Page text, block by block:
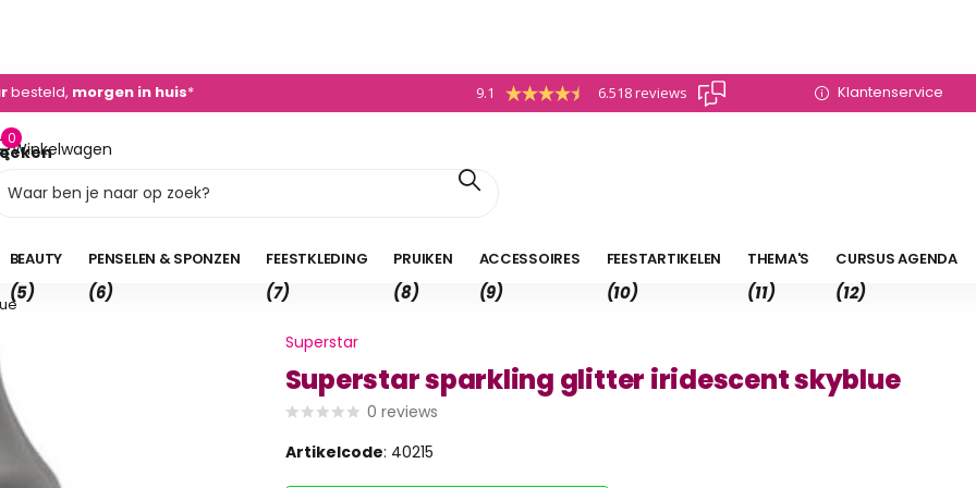
- 450 882
besteld, morgen in huis* 9.1 6.518 reviews Klantenservice
Winkelwagen
0
0,00
BEAUTY
(5)
PENSELEN & SPONZEN
(6)
FEESTKLEDING
(7)
PRUIKEN
(8)
ACCESSOIRES
(9)
FEESTARTIKELEN
(10)
THEMA'S
(11)
CURSUS AGENDA
(12)
Superstar
Superstar sparkling glitter iridescent skyblue
0 reviews
Artikelcode: 40215